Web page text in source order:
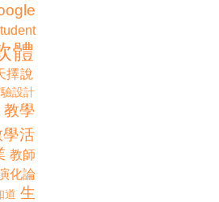
體
擇說
設計
教學
學活
教師
化論
道 生